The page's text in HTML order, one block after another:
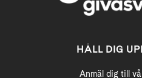
HÅLL DIG
Anmäl dig till